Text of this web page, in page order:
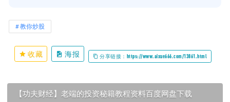
教你炒股
收藏 海报 分享链接：https://www.aixue666.com/13861.html
【功夫财经】老端的投资秘籍教程资料百度网盘下载